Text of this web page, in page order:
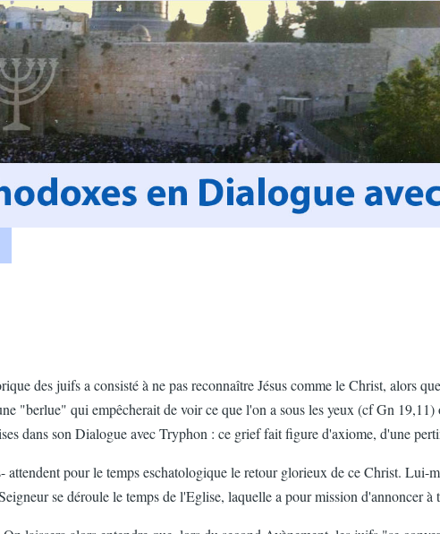
des juifs a consisté à ne pas reconnaître Jésus comme le Christ, alors
"berlue" qui empêcherait de voir ce que l'on a sous les yeux (cf Gn
dans son Dialogue avec Tryphon : ce grief fait figure d'axiome, d'une
pour le temps eschatologique le retour glorieux de ce Christ. Lui-
se déroule le temps de l'Eglise, laquelle a pour mission d'annoncer